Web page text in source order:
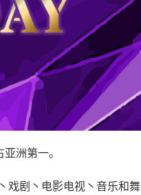
洲第一。
剧丶电影电视丶音乐和舞